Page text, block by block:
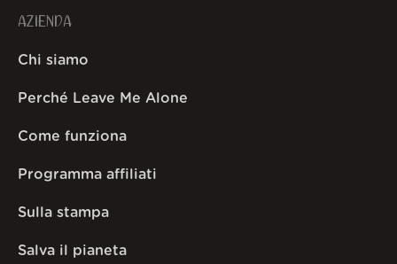
AZIENDA
Chi siamo
Perché Leave Me Alone
Come funziona
Programma affiliati
Sulla stampa
Salva il pianeta